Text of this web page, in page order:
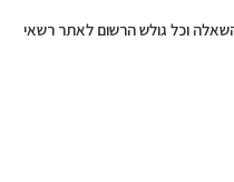
השאלה וכל גולש הרשום לאתר רשאי